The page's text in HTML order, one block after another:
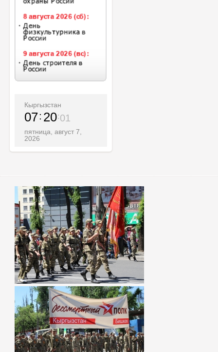
Кыргызстан
07 20 03
пятница, август 7,
2026